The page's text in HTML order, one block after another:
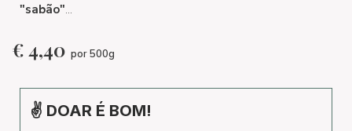
"sabão"...
€ 4,40 por 500g
✌ DOAR É BOM!